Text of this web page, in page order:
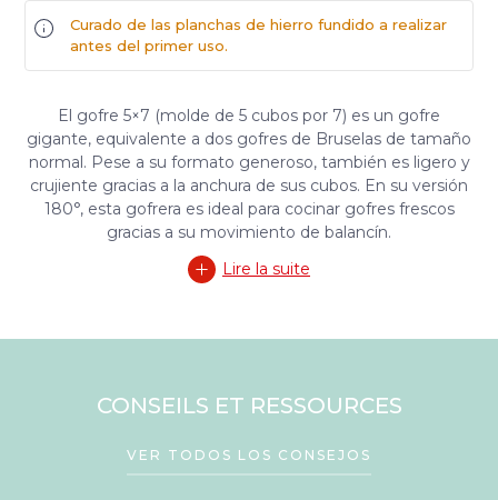
Curado de las planchas de hierro fundido a realizar
antes del primer uso.
El gofre 5×7 (molde de 5 cubos por 7) es un gofre
gigante, equivalente a dos gofres de Bruselas de tamaño
normal. Pese a su formato generoso, también es ligero y
crujiente gracias a la anchura de sus cubos. En su versión
180°, esta gofrera es ideal para cocinar gofres frescos
gracias a su movimiento de balancín.
Lire la suite
CONSEILS ET RESSOURCES
VER TODOS LOS CONSEJOS